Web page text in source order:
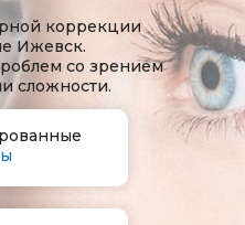
коррекции
Ижевск.
со зрением
сложности.